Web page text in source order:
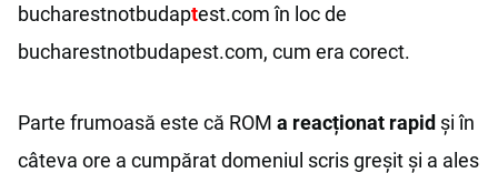
bucharestnotbudaptest.com în loc de
bucharestnotbudapest.com, cum era corect.
Parte frumoasă este că ROM a reacționat rapid și în
câteva ore a cumpărat domeniul scris greșit și a ales